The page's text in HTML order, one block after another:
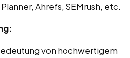
Ahrefs, SEMrush, etc.
von hochwertigem